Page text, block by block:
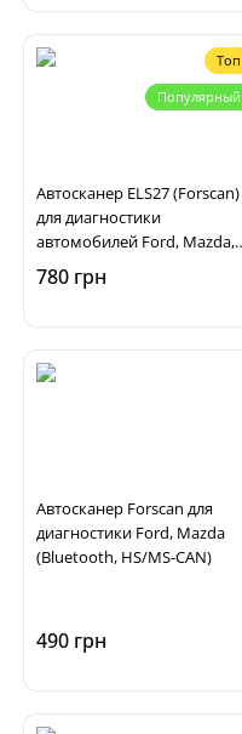
Топ
Популярный
Автосканер ELS27 (Forscan)
для диагностики
автомобилей Ford, Mazda,
Lincoln
780 грн
Автосканер Forscan для
диагностики Ford, Mazda
(Bluetooth, HS/MS-CAN)
490 грн